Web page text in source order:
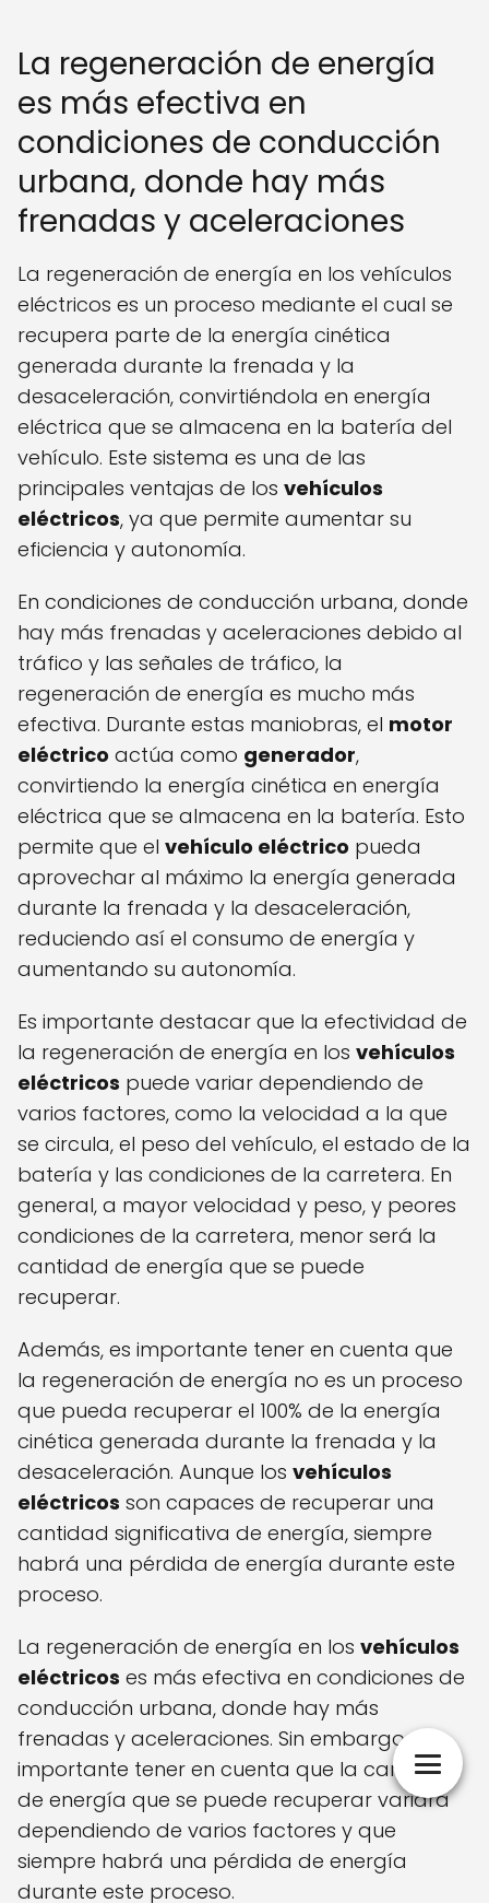
La regeneración de energía
es más efectiva en
condiciones de conducción
urbana, donde hay más
frenadas y aceleraciones
La regeneración de energía en los vehículos
eléctricos es un proceso mediante el cual se
recupera parte de la energía cinética
generada durante la frenada y la
desaceleración, convirtiéndola en energía
eléctrica que se almacena en la batería del
vehículo. Este sistema es una de las
principales ventajas de los vehículos
eléctricos, ya que permite aumentar su
eficiencia y autonomía.
En condiciones de conducción urbana, donde
hay más frenadas y aceleraciones debido al
tráfico y las señales de tráfico, la
regeneración de energía es mucho más
efectiva. Durante estas maniobras, el motor
eléctrico actúa como generador,
convirtiendo la energía cinética en energía
eléctrica que se almacena en la batería. Esto
permite que el vehículo eléctrico pueda
aprovechar al máximo la energía generada
durante la frenada y la desaceleración,
reduciendo así el consumo de energía y
aumentando su autonomía.
Es importante destacar que la efectividad de
la regeneración de energía en los vehículos
eléctricos puede variar dependiendo de
varios factores, como la velocidad a la que
se circula, el peso del vehículo, el estado de la
batería y las condiciones de la carretera. En
general, a mayor velocidad y peso, y peores
condiciones de la carretera, menor será la
cantidad de energía que se puede
recuperar.
Además, es importante tener en cuenta que
la regeneración de energía no es un proceso
que pueda recuperar el 100% de la energía
cinética generada durante la frenada y la
desaceleración. Aunque los vehículos
eléctricos son capaces de recuperar una
cantidad significativa de energía, siempre
habrá una pérdida de energía durante este
proceso.
La regeneración de energía en los vehículos
eléctricos es más efectiva en condiciones de
conducción urbana, donde hay más
frenadas y aceleraciones. Sin embargo, es
importante tener en cuenta que la cantidad
de energía que se puede recuperar variará
dependiendo de varios factores y que
siempre habrá una pérdida de energía
durante este proceso.